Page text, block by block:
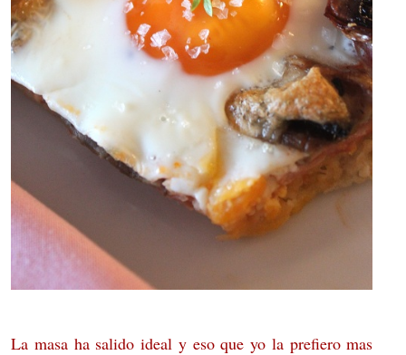
La masa ha salido ideal y eso que yo la prefiero mas